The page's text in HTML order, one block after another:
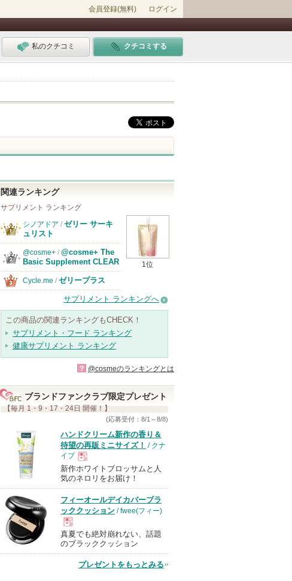
会員登録(無料) ログイン
私のクチコミ クチコミする
関連ランキング
サプリメント ランキング
1位
シノアドア / ゼリー サーキ
ュリスト
@cosme+ / @cosme+ The
Basic Supplement CLEAR
Cycle.me / ゼリープラス
サプリメント ランキングへ
この商品の関連ランキングもCHECK！
サプリメント・フード ランキング
健康サプリメント ランキング
? @cosmeのランキングとは
ブランドファンクラブ限定プレゼント
【毎月 1・9・17・24日 開催！】
(応募受付：8/1～8/8)
ハンドクリーム新作の香り＆
待望の再販ミニサイズ！ / クナ
イプ
現
品
新作ホワイトブロッサムと人
気のネロリをお届け！
フィーオールデイカバーブラ
ッククッション / fwee(フィー)
現
真夏でも絶対崩れない、話題
のブラッククッション
プレゼントをもっとみる